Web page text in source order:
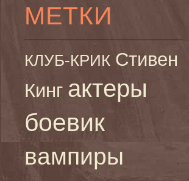
МЕТКИ
КЛУБ-КРИК Стивен
Кинг актеры
боевик
вампиры